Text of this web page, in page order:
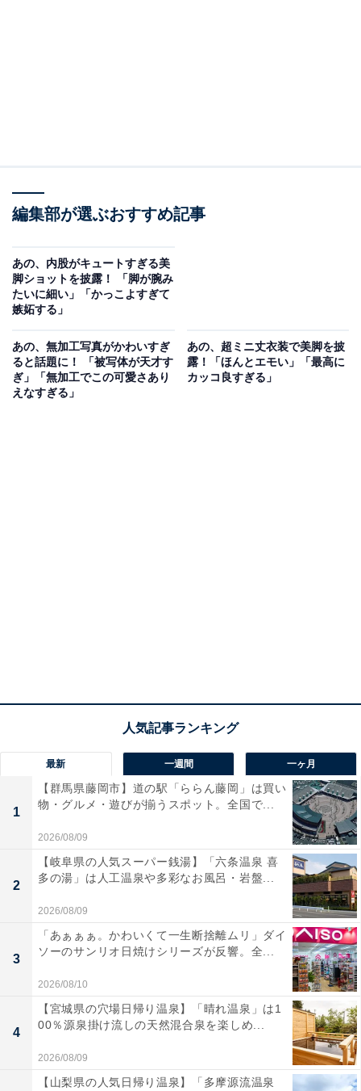
編集部が選ぶおすすめ記事
あの、内股がキュートすぎる美
脚ショットを披露！ 「脚が腕み
たいに細い」「かっこよすぎて
嫉妬する」
あの、無加工写真がかわいすぎ
ると話題に！ 「被写体が天才す
ぎ」「無加工でこの可愛さあり
えなすぎる」
あの、超ミニ丈衣装で美脚を披
露！「ほんとエモい」「最高に
カッコ良すぎる」
最新 一週間 一ヶ月
1
【群馬県藤岡市】道の駅「ららん藤岡」は買い
物・グルメ・遊びが揃うスポット。全国で...
2026/08/09
2
【岐阜県の人気スーパー銭湯】「六条温泉 喜
多の湯」は人工温泉や多彩なお風呂・岩盤...
2026/08/09
3
「あぁぁぁ。かわいくて一生断捨離ムリ」ダイ
ソーのサンリオ日焼けシリーズが反響。全...
2026/08/10
4
【宮城県の穴場日帰り温泉】「晴れ温泉」は1
00％源泉掛け流しの天然混合泉を楽しめ...
2026/08/09
【山梨県の人気日帰り温泉】「多摩源流温泉